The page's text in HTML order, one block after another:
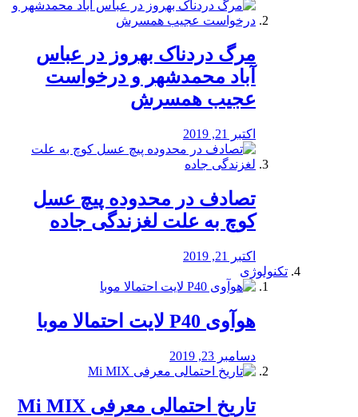
مرگ دردناک بهروز در عباس
آباد محمدشهر و درخواست
عجیب همسرش
اکتبر 21, 2019
تصادف در محدوده پیچ عسل
کوچ به علت لغزندگی جاده
اکتبر 21, 2019
تکنولوژی
هوآوی P40 لایت احتمالا موبا
دسامبر 23, 2019
تاریخ احتمالی معرفی Mi MIX